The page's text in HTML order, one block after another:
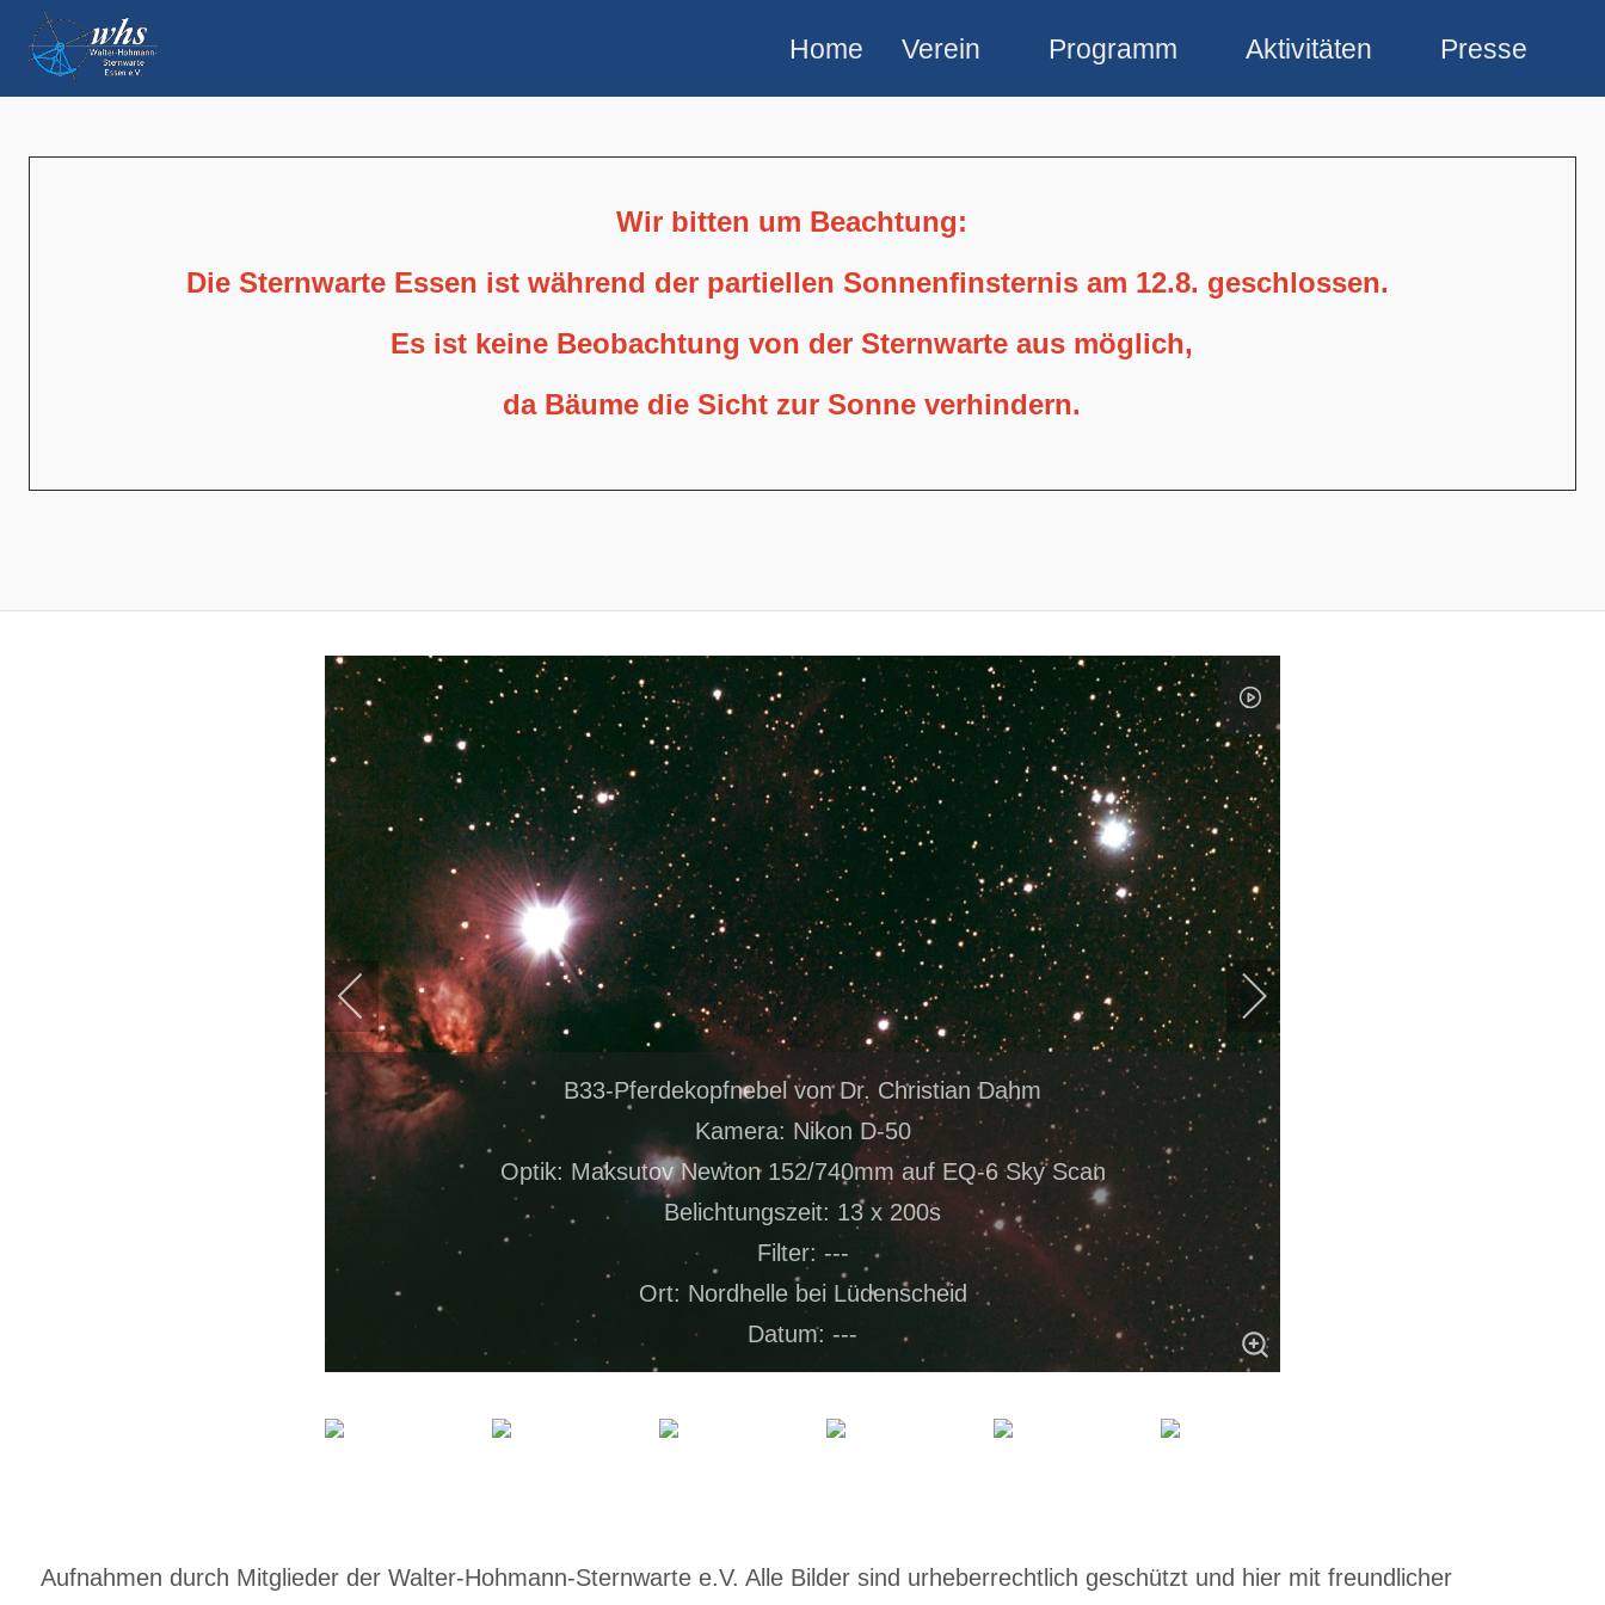
Home Verein Programm Aktivitäten Presse
Wir bitten um Beachtung:
Die Sternwarte Essen ist während der partiellen Sonnenfinsternis am 12.8. geschlossen.
Es ist keine Beobachtung von der Sternwarte aus möglich,
da Bäume die Sicht zur Sonne verhindern.
B33-Pferdekopfnebel von Dr. Christian Dahm
Kamera: Nikon D-50
Optik: Maksutov Newton 152/740mm auf EQ-6 Sky Scan
Belichtungszeit: 13 x 200s
Filter: ---
Ort: Nordhelle bei Lüdenscheid
Datum: ---
Aufnahmen durch Mitglieder der Walter-Hohmann-Sternwarte e.V. Alle Bilder sind urheberrechtlich geschützt und hier mit freundlicher